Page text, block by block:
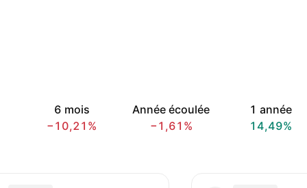
6 mois
−10,21%
Année écoulée
−1,61%
1 année
14,49%